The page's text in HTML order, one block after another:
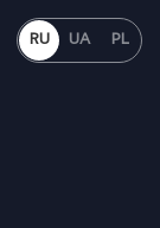
RU UA PL